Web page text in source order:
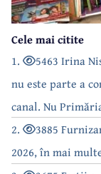
Cele mai citite
1.
5463 Irina
nu este parte a
canal. Nu
2.
3885
2026, în mai